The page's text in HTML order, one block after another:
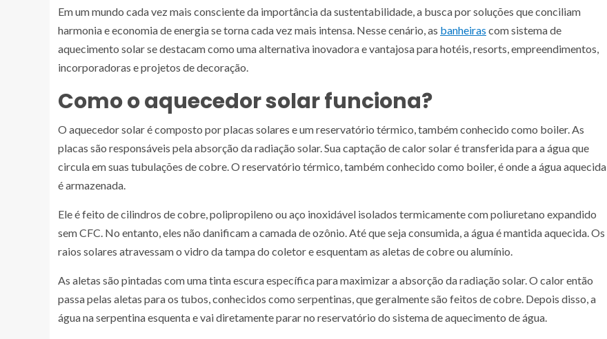
Em um mundo cada vez mais consciente da importância da sustentabilidade, a busca por soluções que conciliam
harmonia e economia de energia se torna cada vez mais intensa. Nesse cenário, as banheiras com sistema de
aquecimento solar se destacam como uma alternativa inovadora e vantajosa para hotéis, resorts, empreendimentos,
incorporadoras e projetos de decoração.
Como o aquecedor solar funciona?
O aquecedor solar é composto por placas solares e um reservatório térmico, também conhecido como boiler. As
placas são responsáveis pela absorção da radiação solar. Sua captação de calor solar é transferida para a água que
circula em suas tubulações de cobre. O reservatório térmico, também conhecido como boiler, é onde a água aquecida
é armazenada.
Ele é feito de cilindros de cobre, polipropileno ou aço inoxidável isolados termicamente com poliuretano expandido
sem CFC. No entanto, eles não danificam a camada de ozônio. Até que seja consumida, a água é mantida aquecida. Os
raios solares atravessam o vidro da tampa do coletor e esquentam as aletas de cobre ou alumínio.
As aletas são pintadas com uma tinta escura específica para maximizar a absorção da radiação solar. O calor então
passa pelas aletas para os tubos, conhecidos como serpentinas, que geralmente são feitos de cobre. Depois disso, a
água na serpentina esquenta e vai diretamente parar no reservatório do sistema de aquecimento de água.